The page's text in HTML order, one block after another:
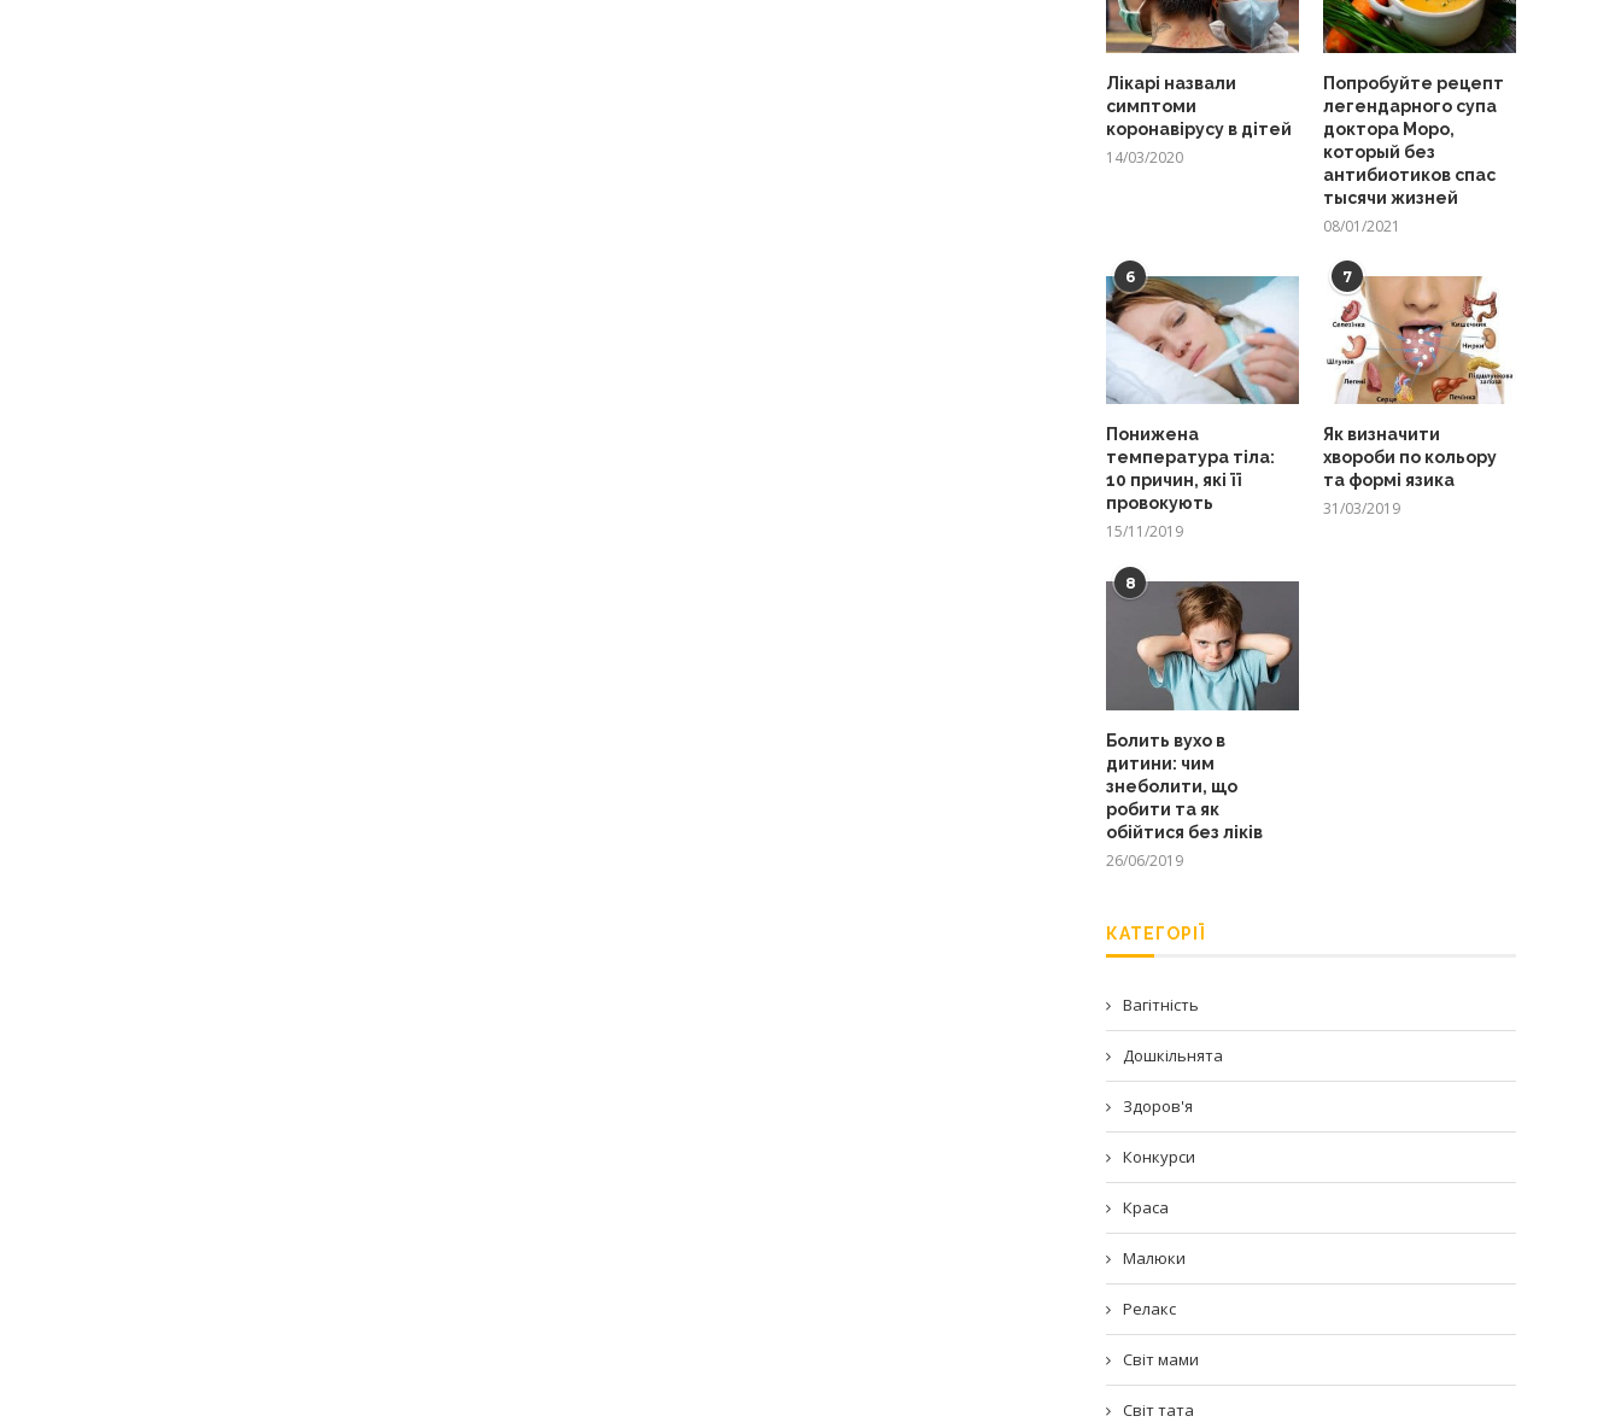
Лікарі назвали
симптоми
коронавірусу в дітей
14/03/2020
Попробуйте рецепт
легендарного супа
доктора Моро,
который без
антибиотиков спас
тысячи жизней
08/01/2021
6
Понижена
температура тіла:
10 причин, які її
провокують
15/11/2019
7
Як визначити
хвороби по кольору
та формі язика
31/03/2019
8
Болить вухо в
дитини: чим
знеболити, що
робити та як
обійтися без ліків
26/06/2019
КАТЕГОРІЇ
Вагітність
Дошкільнята
Здоров'я
Конкурси
Краса
Малюки
Релакс
Світ мами
Світ тата